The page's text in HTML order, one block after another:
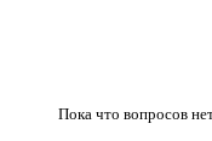
Пока что вопросов